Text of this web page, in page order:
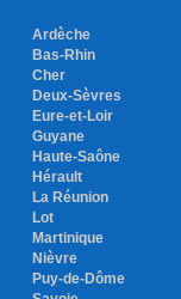
Ardèche
Bas-Rhin
Cher
Deux-Sèvres
Eure-et-Loir
Guyane
Haute-Saône
Hérault
La Réunion
Lot
Martinique
Nièvre
Puy-de-Dôme